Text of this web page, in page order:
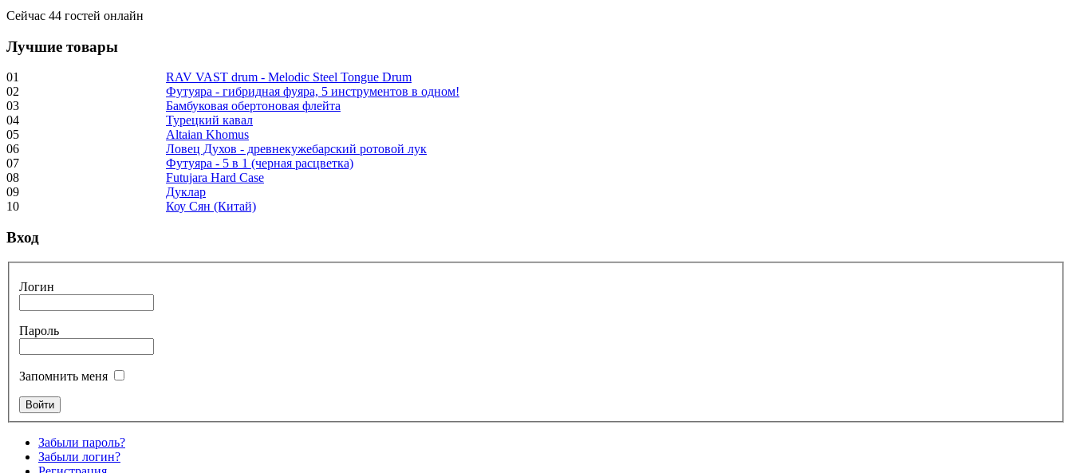
"Inner Guru"
€250.00
Frame and Shaman
Drum "Master of
Animals", tunable,
€530.00
Tunable Tonbak with
pyrography art
€880.00
Snake Didgeridoo
Сейчас 44 гостей онлайн
Лучшие товары
01
RAV VAST drum - Melodic Steel Tongue Drum
02
Футуяра - гибридная фуяра, 5 инструментов в одном!
03
Бамбуковая обертоновая флейта
04
Турецкий кавал
05
Altaian Khomus
06
Ловец Духов - древнекужебарский ротовой лук
07
Футуяра - 5 в 1 (черная расцветка)
08
Futujara Hard Case
09
Дуклар
10
Коу Сян (Китай)
Вход
Логин
Пароль
Запомнить меня
Забыли пароль?
Забыли логин?